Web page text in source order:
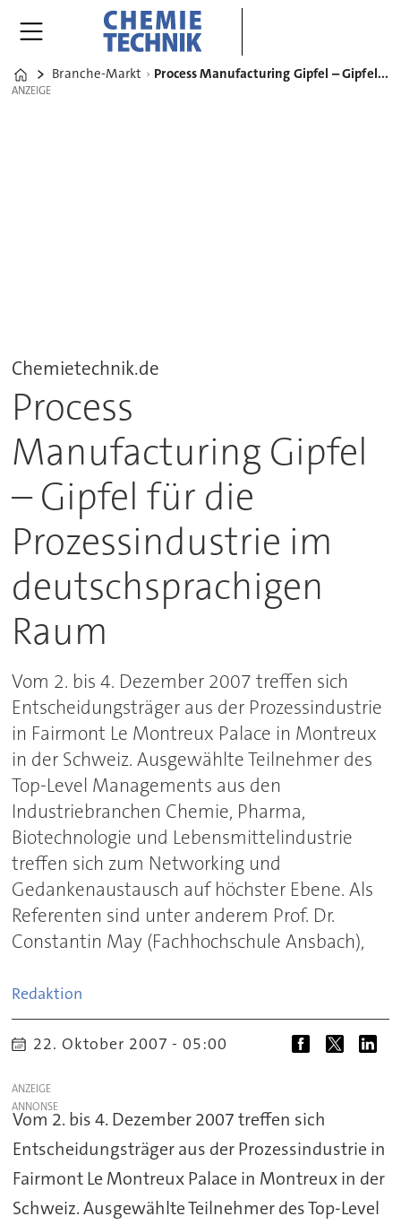
Home
Branche-Markt Process Manufacturing Gipfel – Gipfel für die Prozessindustrie im deutschsprachigen Raum
ANZEIGE
ANZEIGE
Chemietechnik.de
Process
Manufacturing Gipfel
– Gipfel für die
Prozessindustrie im
deutschsprachigen
Raum
Vom 2. bis 4. Dezember 2007 treffen sich
Entscheidungsträger aus der Prozessindustrie
in Fairmont Le Montreux Palace in Montreux
in der Schweiz. Ausgewählte Teilnehmer des
Top-Level Managements aus den
Industriebranchen Chemie, Pharma,
Biotechnologie und Lebensmittelindustrie
treffen sich zum Networking und
Gedankenaustausch auf höchster Ebene. Als
Referenten sind unter anderem Prof. Dr.
Constantin May (Fachhochschule Ansbach),
Redaktion
22. Oktober 2007 - 05:00
ANZEIGE
Vom 2. bis 4. Dezember 2007 treffen sich
Entscheidungsträger aus der Prozessindustrie in
Fairmont Le Montreux Palace in Montreux in der
Schweiz. Ausgewählte Teilnehmer des Top-Level